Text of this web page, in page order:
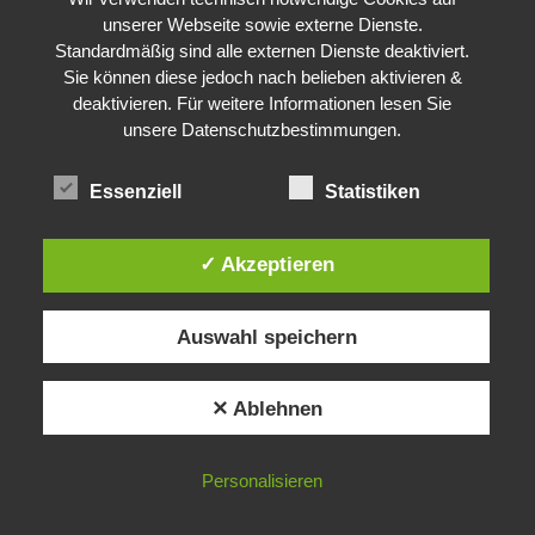
unserer Webseite sowie externe Dienste.
Standardmäßig sind alle externen Dienste deaktiviert.
Sie können diese jedoch nach belieben aktivieren &
deaktivieren. Für weitere Informationen lesen Sie
unsere Datenschutzbestimmungen.
Essenziell Statistiken
✓ Akzeptieren
Auswahl speichern
✕ Ablehnen
Personalisieren